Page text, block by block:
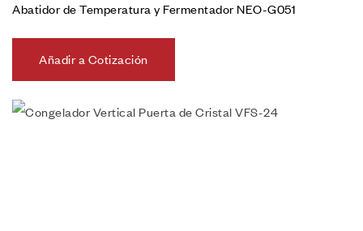
Abatidor de Temperatura y Fermentador NEO-G051
Añadir a Cotización